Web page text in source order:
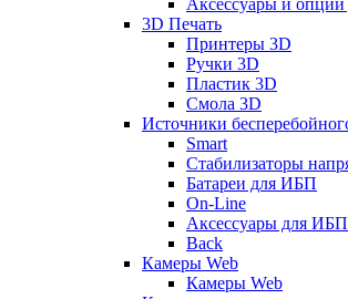
Аксессуары и опции
3D Печать
Принтеры 3D
Ручки 3D
Пластик 3D
Смола 3D
Источники
Smart
Стабилизаторы
Батареи для ИБП
On-Line
Аксессуары для ИБП
Back
Камеры Web
Камеры Web